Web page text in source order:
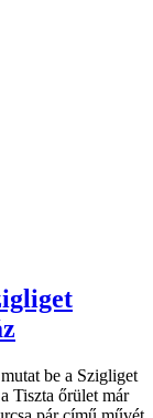
be a Szigliget
Tiszta őrület már